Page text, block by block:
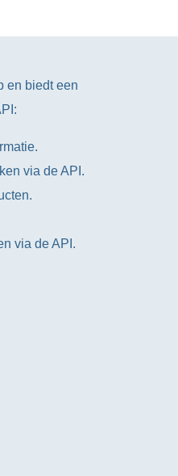
en biedt een
via de API.
via de API.